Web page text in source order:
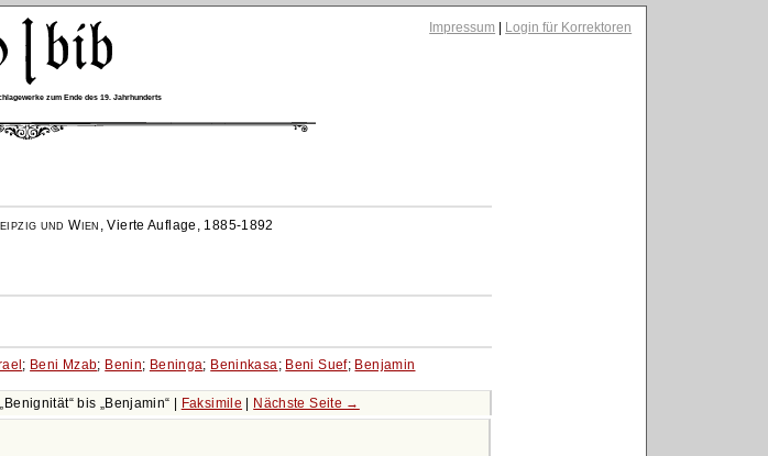
Impressum Login für Korrektoren
zum Ende des 19. Jahrhunderts
und Wien ,Vierte Auflage, 1885-1892
; Beni Mzab; Benin; Beninga; Beninkasa ; Beni Suef; Benjamin
Benignität bis Benjamin Faksimile Nächste Seite →